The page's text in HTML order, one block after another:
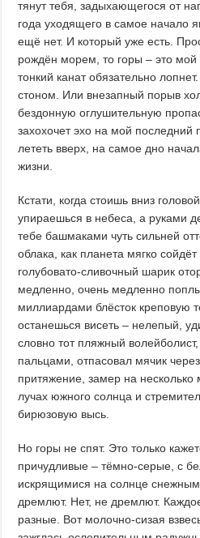
тянут тебя, задыхающегося от
года уходящего в самое начало
ещё нет. И который уже есть.
рождён морем, то горы – это мой
тонкий канат обязательно
стоном. Или внезапный порыв
бездонную оглушительную
захохочет эхо на мой последний
лететь вверх, на самое дно
жизни.
Кстати, когда стоишь вниз
упираешься в небеса, а руками
тебе башмаками чуть сильней
облака, как планета мягко
голубовато-сливочный шарик
медленно, очень медленно
миллиардами блёсток креповую
останешься висеть – нелепый,
словно тот пляжный
пальцами, отпасовал мячик
притяжение, замер на несколько
лучах южного солнца и
бирюзовую высь.
Но горы не спят. Это только
причудливые – тёмно-серые, с
искрящимися на солнце
дремлют. Нет, не дремлют.
разные. Вот молочно-сизая